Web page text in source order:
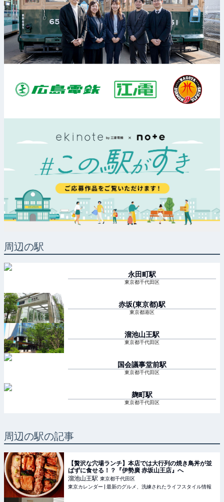
周辺の駅
永田町駅
東京都千代田区
赤坂(東京都)駅
東京都港区
溜池山王駅
東京都千代田区
国会議事堂前駅
東京都千代田区
麹町駅
東京都千代田区
周辺の駅の記事
【贅沢な穴場ランチ】本店では大行列の焼き鳥丼が並
ばずに食せる！？『伊勢廣 赤坂山王店』へ
溜池山王駅 東京都千代田区
東京カレンダー | 最新のグルメ、洗練されたライフスタイル情報